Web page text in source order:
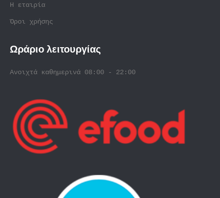
Η εταιρία
Όροι χρήσης
Ωράριο λειτουργίας
Ανοιχτά καθημερινά 08:00 - 22:00